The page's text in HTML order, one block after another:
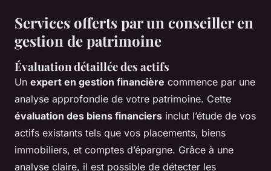
Services offerts par un conseiller en
gestion de patrimoine
Évaluation détaillée des actifs
Un expert en gestion financière commence par une
analyse approfondie de votre patrimoine. Cette
évaluation des biens financiers inclut l’étude de vos
actifs existants tels que vos placements, biens
immobiliers, et comptes d’épargne. Grâce à une
analyse claire, il est possible de détecter les